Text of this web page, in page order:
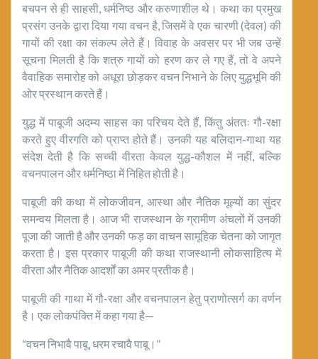
बचपन से ही साहसी, धर्मनिष्ठ और करुणाशील थे। कथा का प्रमुख
प्रसंग उनके द्वारा दिया गया वचन है, जिसमें वे एक चारणी (देवल) की
गायों की रक्षा का संकल्प लेते हैं। विवाह के अवसर पर भी जब उन्हें
सूचना मिलती है कि शत्रु गायों को हरण कर ले गए हैं, तो वे अपने
वैवाहिक समारोह को अधूरा छोड़कर वचन निभाने के लिए युद्धभूमि की
ओर प्रस्थान करते हैं।
युद्ध में पाबूजी अदम्य साहस का परिचय देते हैं, किंतु अंततः गौ-रक्षा
करते हुए वीरगति को प्राप्त होते हैं। उनकी यह बलिदान-गाथा यह
संदेश देती है कि सच्ची वीरता केवल युद्ध-कौशल में नहीं, बल्कि
वचनपालन और धर्मनिष्ठा में निहित होती है।
पाबूजी की कथा में लोकजीवन, आस्था और नैतिक मूल्यों का सुंदर
समन्वय मिलता है। आज भी राजस्थान के ग्रामीण अंचलों में उनकी
पूजा की जाती है और उनकी फड़ का वाचन सामूहिक चेतना को जागृत
करता है। इस प्रकार पाबूजी की कथा राजस्थानी लोकसाहित्य में
वीरता और नैतिक आदर्शों का अमर प्रतीक है।
पाबूजी की गाथा में गौ-रक्षा और वचनपालन हेतु प्राणोत्सर्ग का वर्णन
है। एक लोकपंक्ति में कहा गया है—
“वचन निभावै पाबू, धरम रचावै पाबू।”